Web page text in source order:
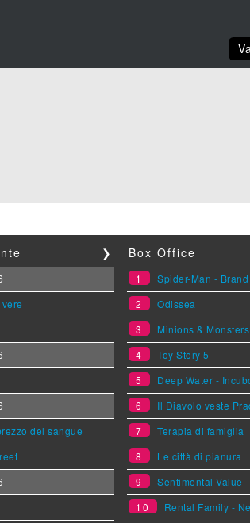
❯
del sangue
Box Office
1
Spider-Man -
2
Odissea
3
Minions & Monsters
4
Toy Story 5
5
Deep Water -
6
Il Diavolo veste
7
Terapia di famiglia
8
Le città di pianura
9
Sentimental Value
10
Rental Family -